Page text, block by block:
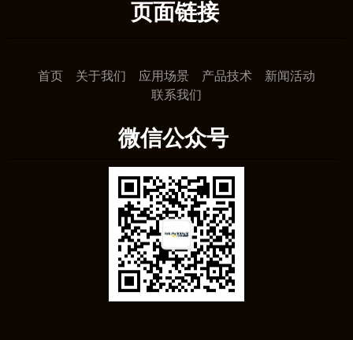
页面链接
首页 关于我们 应用场景 产品技术
新闻活动
联系我们
微信公众号